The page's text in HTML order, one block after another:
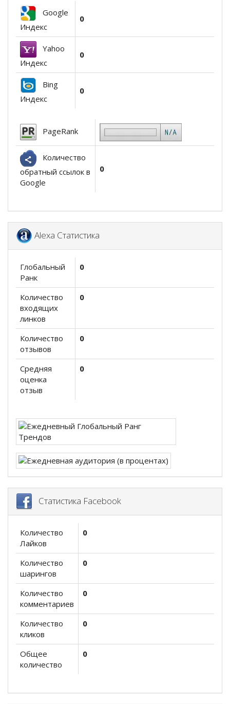
Google
Индекс
0
Yahoo
Индекс
0
Bing
Индекс
0
PageRank
Количество
обратный ссылок в
Google
0
Alexa Статистика
Глобальный
Ранк
0
Количество
входящих
линков
0
Количество
отзывов
0
Средняя
оценка
отзыв
0
Статистика Facebook
Количество
Лайков
0
Количество
шарингов
0
Количество
комментариев
0
Количество
кликов
0
Общее
количество
0